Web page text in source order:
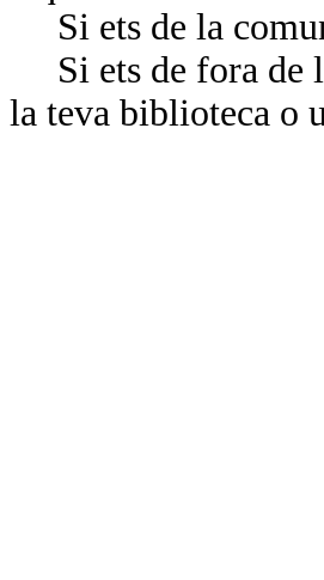
Si ets de la
Si ets de fora de
la teva biblioteca o